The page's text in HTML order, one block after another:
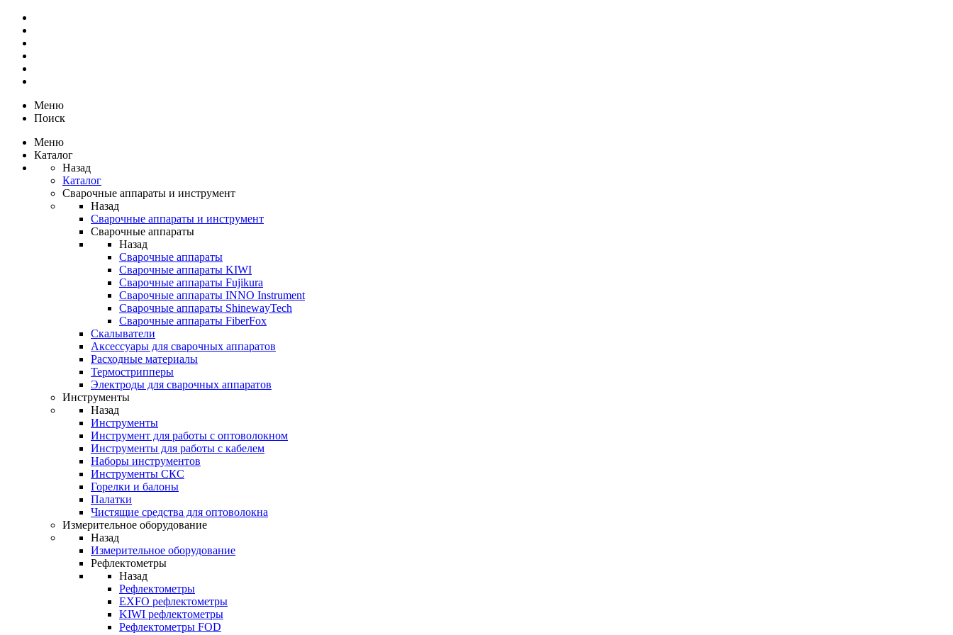
Меню
Поиск
Меню
Каталог
Назад
Каталог
Сварочные аппараты и инструмент
Назад
Сварочные аппараты и инструмент
Сварочные аппараты
Назад
Сварочные аппараты
Сварочные аппараты KIWI
Сварочные аппараты Fujikura
Сварочные аппараты INNO Instrument
Сварочные аппараты ShinewayTech
Cварочные аппараты FiberFox
Скалыватели
Аксессуары для сварочных аппаратов
Расходные материалы
Термострипперы
Электроды для сварочных аппаратов
Инструменты
Назад
Инструменты
Инструмент для работы с оптоволокном
Инструменты для работы с кабелем
Наборы инструментов
Инструменты СКС
Горелки и балоны
Палатки
Чистящие средства для оптоволокна
Измерительное оборудование
Назад
Измерительное оборудование
Рефлектометры
Назад
Рефлектометры
EXFO рефлектометры
KIWI рефлектометры
Рефлектометры FOD